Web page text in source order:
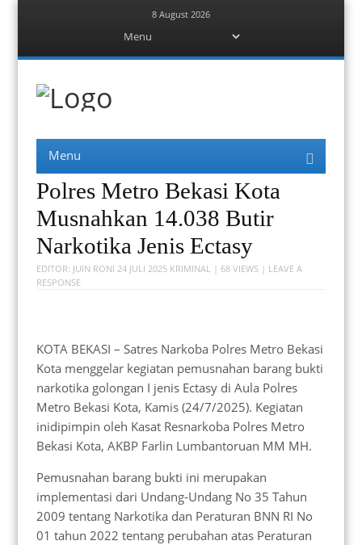
8 August 2026
content
Berita Bekasi
Menu
content
Polres Metro Bekasi Kota
Musnahkan 14.038 Butir
Narkotika Jenis Ectasy
EDITOR: JUIN RONI 24 JULI 2025 KRIMINAL | 68 VIEWS | LEAVE A
RESPONSE
KOTA BEKASI – Satres Narkoba Polres Metro Bekasi
Kota menggelar kegiatan pemusnahan barang bukti
narkotika golongan I jenis Ectasy di Aula Polres
Metro Bekasi Kota, Kamis (24/7/2025). Kegiatan
inidipimpin oleh Kasat Resnarkoba Polres Metro
Bekasi Kota, AKBP Farlin Lumbantoruan MM MH.
Pemusnahan barang bukti ini merupakan
implementasi dari Undang-Undang No 35 Tahun
2009 tentang Narkotika dan Peraturan BNN RI No
01 tahun 2022 tentang perubahan atas Peraturan